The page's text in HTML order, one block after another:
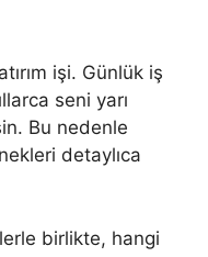
işi. Günlük iş
seni yarı
Bu nedenle
detaylıca
birlikte, hangi